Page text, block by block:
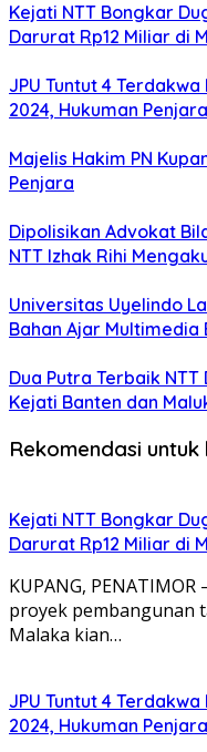
Kejati NTT Bongkar
Darurat Rp12 Miliar di
JPU Tuntut 4
2024, Hukuman
Majelis Hakim PN
Penjara
Dipolisikan Advokat
NTT Izhak Rihi
Universitas Uyelindo
Bahan Ajar Multimedia
Dua Putra Terbaik
Kejati Banten dan
Rekomendasi untuk
Kejati NTT Bongkar
Darurat Rp12 Miliar di
KUPANG,
proyek pembangunan
Malaka kian…
JPU Tuntut 4
2024, Hukuman